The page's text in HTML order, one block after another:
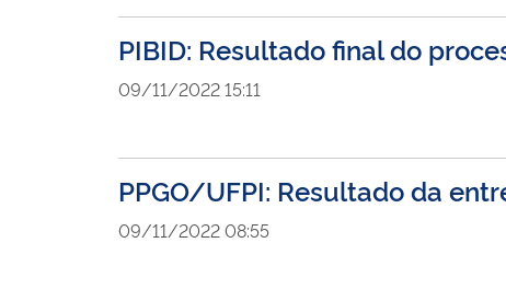
PIBID: Resultado final do
09/11/2022 15:11
PPGO/UFPI: Resultado da
09/11/2022 08:55